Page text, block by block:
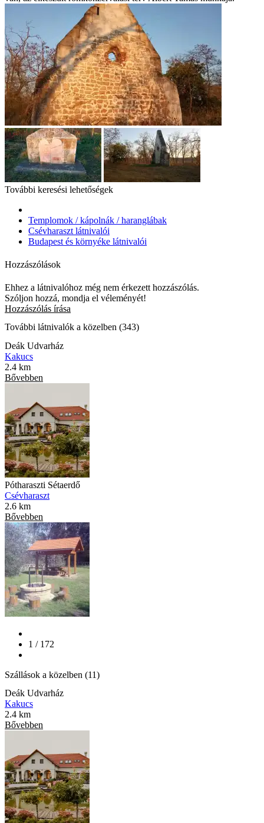
További keresési lehetőségek
Templomok / kápolnák / haranglábak
Csévharaszt látnivalói
Budapest és környéke látnivalói
Hozzászólások
Ehhez a látnivalóhoz még nem érkezett hozzászólás.
Szóljon hozzá, mondja el véleményét!
Hozzászólás írása
További látnivalók a közelben (343)
Deák Udvarház
Kakucs
2.4 km
Bővebben
Pótharaszti Sétaerdő
Csévharaszt
2.6 km
Bővebben
1 / 172
Szállások a közelben (11)
Deák Udvarház
Kakucs
2.4 km
Bővebben